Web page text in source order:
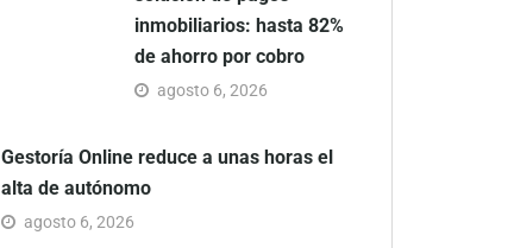
inmobiliarios: hasta 82%
de ahorro por cobro
agosto 6, 2026
Gestoría Online reduce a unas horas el
alta de autónomo
agosto 6, 2026